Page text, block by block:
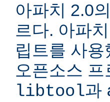
아파치 2.0
르다. 아파
립트를 사
오픈소스
libtool과